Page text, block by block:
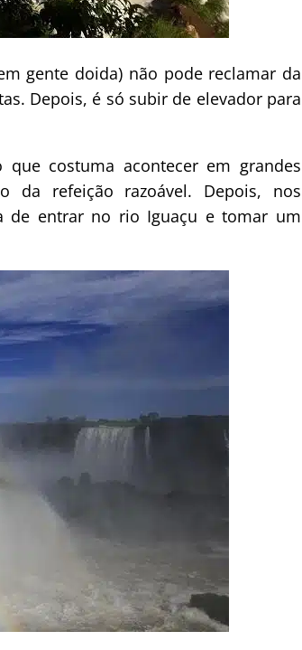
gente doida) não pode reclamar da
Depois, é só subir de elevador para
costuma acontecer em grandes
da refeição razoável. Depois, nos
de entrar no rio Iguaçu e tomar um